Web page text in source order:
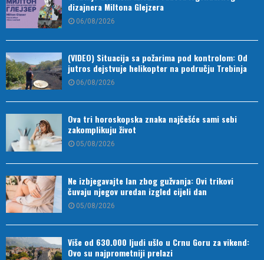
dizajnera Miltona Glejzera
06/08/2026
(VIDEO) Situacija sa požarima pod kontrolom: Od
jutros dejstvuje helikopter na području Trebinja
06/08/2026
Ova tri horoskopska znaka najčešće sami sebi
zakomplikuju život
05/08/2026
Ne izbjegavajte lan zbog gužvanja: Ovi trikovi
čuvaju njegov uredan izgled cijeli dan
05/08/2026
Više od 630.000 ljudi ušlo u Crnu Goru za vikend:
Ovo su najprometniji prelazi